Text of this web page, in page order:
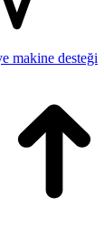
makine desteği